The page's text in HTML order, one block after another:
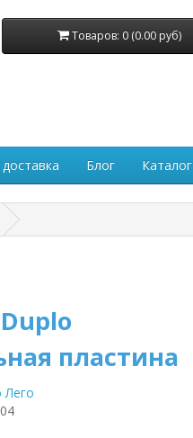
Товаров: 0 (0.00 руб)
Блог Каталог
пластина
Лего